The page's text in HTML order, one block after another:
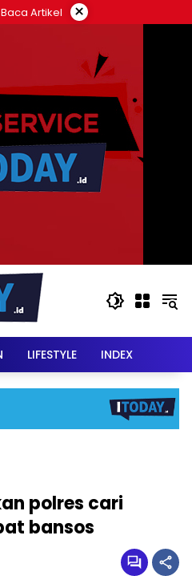
Artikel ×
LIFESTYLE INDEX
polres cari
bansos